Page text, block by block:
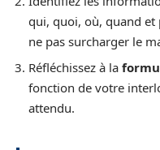
qui, quoi, où, quand et
ne pas surcharger le
Réfléchissez à la
fonction de votre
attendu.